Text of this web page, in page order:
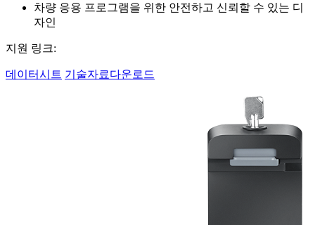
차량 응용 프로그램을 위한 안전하고 신뢰할 수 있는 디
자인
지원 링크:
데이터시트 기술자료다운로드